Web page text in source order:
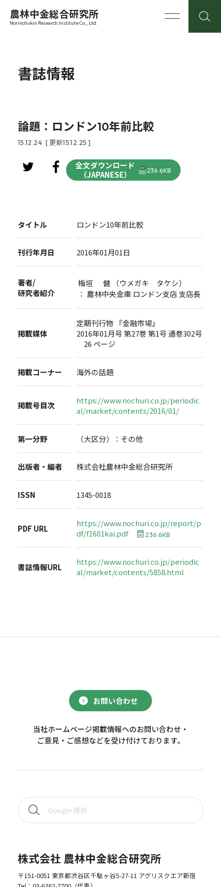
農林中金総合研究所
Norinchukin Research Institute Co., Ltd.
書誌情報
論題：ロンドン10年前比較
15.12.24 [ 更新15.12.25 ]
全文ダウンロード
（JAPANESE）
236.6KB
タイトル ロンドン10年前比較
刊行年月日 2016年01月01日
著者/
研究者紹介
梅垣 健 （ウメガキ タケシ）
： 農林中央金庫 ロンドン支店 支店長
掲載媒体
定期刊行物 『金融市場』
2016年01月号 第27巻 第1号 通巻302号
26 ページ
掲載コーナー 海外の話題
掲載号目次
https://www.nochuri.co.jp/periodic
al/market/contents/2016/01/
第一分野 （大区分）：その他
出版者・編者 株式会社農林中金総合研究所
ISSN 1345-0018
PDF URL
https://www.nochuri.co.jp/report/p
df/f1601kai.pdf
236.6KB
書誌情報URL
https://www.nochuri.co.jp/periodic
al/market/contents/5858.html
お問い合わせ
当社ホームページ掲載情報へのお問い合わせ・
ご意見・ご感想などを受け付けております。
株式会社 農林中金総合研究所
〒151-0051 東京都渋谷区千駄ヶ谷5-27-11 アグリスクエア新宿